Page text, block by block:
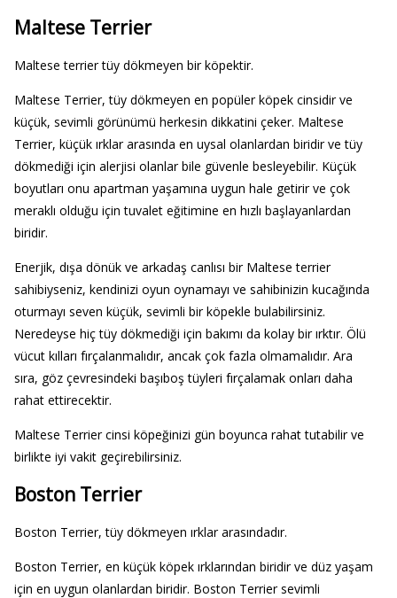
Maltese Terrier
Maltese terrier tüy dökmeyen bir köpektir.
Maltese Terrier, tüy dökmeyen en popüler köpek cinsidir ve
küçük, sevimli görünümü herkesin dikkatini çeker. Maltese
Terrier, küçük ırklar arasında en uysal olanlardan biridir ve tüy
dökmediği için alerjisi olanlar bile güvenle besleyebilir. Küçük
boyutları onu apartman yaşamına uygun hale getirir ve çok
meraklı olduğu için tuvalet eğitimine en hızlı başlayanlardan
biridir.
Enerjik, dışa dönük ve arkadaş canlısı bir Maltese terrier
sahibiyseniz, kendinizi oyun oynamayı ve sahibinizin kucağında
oturmayı seven küçük, sevimli bir köpekle bulabilirsiniz.
Neredeyse hiç tüy dökmediği için bakımı da kolay bir ırktır. Ölü
vücut kılları fırçalanmalıdır, ancak çok fazla olmamalıdır. Ara
sıra, göz çevresindeki başıboş tüyleri fırçalamak onları daha
rahat ettirecektir.
Maltese Terrier cinsi köpeğinizi gün boyunca rahat tutabilir ve
birlikte iyi vakit geçirebilirsiniz.
Boston Terrier
Boston Terrier, tüy dökmeyen ırklar arasındadır.
Boston Terrier, en küçük köpek ırklarından biridir ve düz yaşam
için en uygun olanlardan biridir. Boston Terrier sevimli